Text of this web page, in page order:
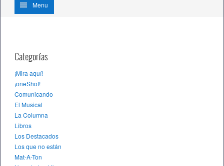
Menu
Categorías
¡Mira aquí!
¡oneShot!
Comunicando
El Musical
La Columna
Libros
Los Destacados
Los que no están
Mat-A-Ton